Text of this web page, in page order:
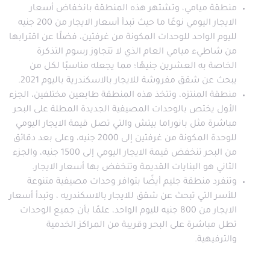
منطقة ميامي، وتشتهر هذه المنطقة بانخفاض أسعار
الايجار اليومي نوعًا ما حيث تبدأ أسعار الايجار من 200 جنيه
لليوم الواحد للوحدات المكونة من غرفتين، فضلًا عن اقترابها
من شاطيء ميامي العام الذي لا تتجاوز رسوم التذكرة
الخاصة به العشرين جنيهًا؛ مما يجعله مناسبًا لكل من
يبحث عن شقق مفروشة للايجار بالاسكندرية باليوم 2021.
منطقة المنتزه، وتتخذ هذه المنطقة طابعين مختلفين، الجزء
الأول يختص بالوحدات المصيفية الجديدة المطلة على البحر
مباشرة مثل بانوراما بيتش والتي تصل قيمة الايجار اليومي
للوحدة المكونة من غرفتين إلى 2000 جنيه، وعلى بعد دقائق
من البحر تنخفض قيمة الايجار اليومي إلى 1500 جنيه، والجزء
الثاني هو البنايات القديمة وتنخفض بها أسعار الايجار.
وتنفرد منطقة جليم أيضًا بتوافر وحدات مصيفية متنوعة
للأسر التي تبحث عن شقق للايجار بالاسكندريه ، وتبدأ أسعار
الايجار من 800 جنيه لليوم الواحد، علمًا بأن جميع الوحدات
تطل مباشرة على البحر وقريبة من المراكز الخدمية
والترفيهية.